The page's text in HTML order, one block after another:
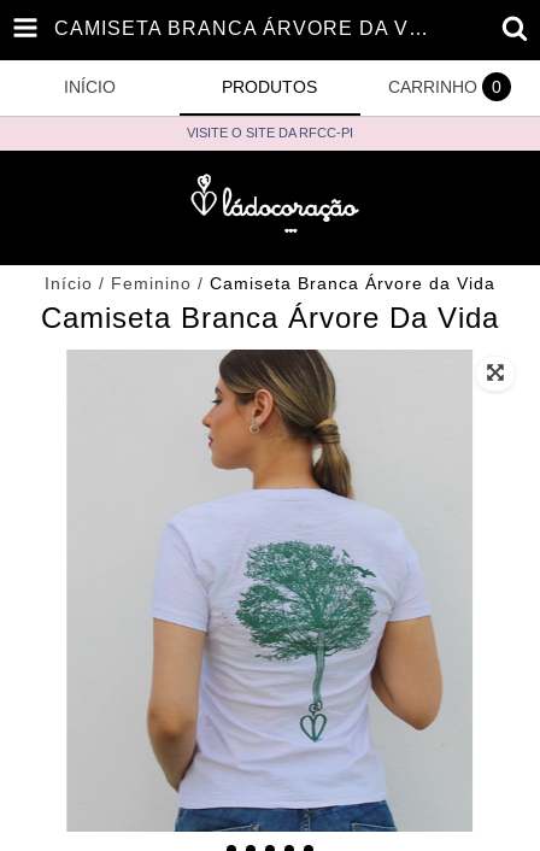
CAMISETA BRANCA ÁRVORE DA VIDA
INÍCIO PRODUTOS CARRINHO 0
VISITE O SITE DA RFCC-PI
Início / Feminino / Camiseta Branca Árvore da Vida
Camiseta Branca Árvore Da Vida